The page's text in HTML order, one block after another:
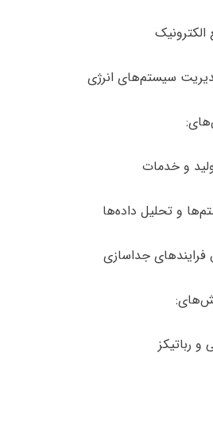
سیستم‌های انرژی
و خدمات
و تحلیل داده‌ها
جداسازی
رباتیکز